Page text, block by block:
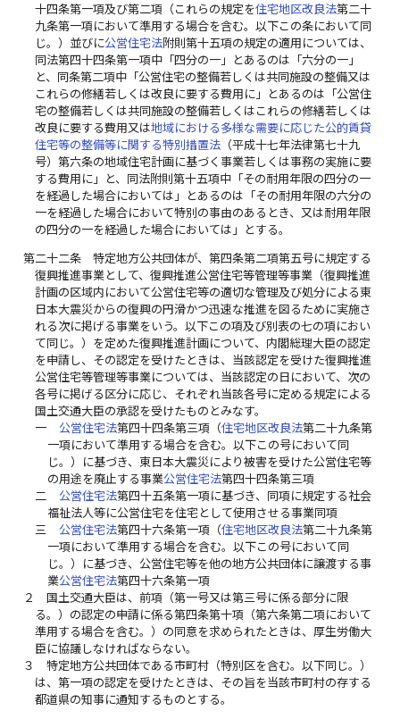
十四条第一項及び第二項（これらの規定を住宅地区改良法第二十
九条第一項において準用する場合を含む。以下この条において同
じ。）並びに公営住宅法附則第十五項の規定の適用については、
同法第四十四条第一項中「四分の一」とあるのは「六分の一」
と、同条第二項中「公営住宅の整備若しくは共同施設の整備又は
これらの修繕若しくは改良に要する費用に」とあるのは「公営住
宅の整備若しくは共同施設の整備若しくはこれらの修繕若しくは
改良に要する費用又は地域における多様な需要に応じた公的賃貸
住宅等の整備等に関する特別措置法 （平成十七年法律第七十九
号）第六条の地域住宅計画に基づく事業若しくは事務の実施に要
する費用に」と、同法附則第十五項中「その耐用年限の四分の一
を経過した場合においては」とあるのは「その耐用年限の六分の
一を経過した場合において特別の事由のあるとき、又は耐用年限
の四分の一を経過した場合においては」とする。
第二十二条
特定地方公共団体が、第四条第二項第五号に規定する
復興推進事業として、復興推進公営住宅等管理等事業（復興推進
計画の区域内において公営住宅等の適切な管理及び処分による東
日本大震災からの復興の円滑かつ迅速な推進を図るために実施さ
れる次に掲げる事業をいう。以下この項及び別表の七の項におい
て同じ。）を定めた復興推進計画について、内閣総理大臣の認定
を申請し、その認定を受けたときは、当該認定を受けた復興推進
公営住宅等管理等事業については、当該認定の日において、次の
各号に掲げる区分に応じ、それぞれ当該各号に定める規定による
国土交通大臣の承認を受けたものとみなす。
一
公営住宅法第四十四条第三項（住宅地区改良法第二十九条第
一項において準用する場合を含む。以下この号において同
じ。）に基づき、東日本大震災により被害を受けた公営住宅等
の用途を廃止する事業公営住宅法第四十四条第三項
二
公営住宅法第四十五条第一項に基づき、同項に規定する社会
福祉法人等に公営住宅を住宅として使用させる事業同項
三
公営住宅法第四十六条第一項（住宅地区改良法第二十九条第
一項において準用する場合を含む。以下この号において同
じ。）に基づき、公営住宅等を他の地方公共団体に譲渡する事
業公営住宅法第四十六条第一項
２
国土交通大臣は、前項（第一号又は第三号に係る部分に限
る。）の認定の申請に係る第四条第十項（第六条第二項において
準用する場合を含む。）の同意を求められたときは、厚生労働大
臣に協議しなければならない。
３
特定地方公共団体である市町村（特別区を含む。以下同じ。）
は、第一項の認定を受けたときは、その旨を当該市町村の存する
都道県の知事に通知するものとする。